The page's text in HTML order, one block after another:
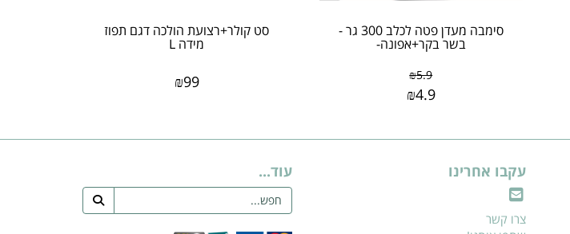
סימבה מעדן פטה לכלב 300 גר -
בשר בקר+אפונה-
₪5.9
₪4.9
סט קולר+רצועת הולכה דגם תפוז
מידה L
₪99
עקבו אחרינו
צרו קשר
עוד...